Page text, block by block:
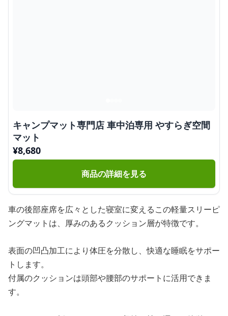
キャンプマット専門店 車中泊専用 やすらぎ空間
マット
¥8,680
商品の詳細を見る
車の後部座席を広々とした寝室に変えるこの軽量スリーピ
ングマットは、厚みのあるクッション層が特徴です。
表面の凹凸加工により体圧を分散し、快適な睡眠をサポー
トします。
付属のクッションは頭部や腰部のサポートに活用できま
す。